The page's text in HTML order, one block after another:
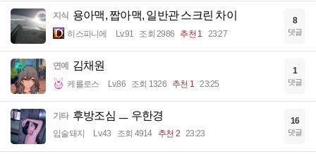
지식 용아맥, 짭아맥, 일반관 스크린 차이
히스파니에 Lv.91 조회 2986 추천 1 23:27
8
댓글
연예 김채원
케를로스 Lv.86 조회 1326 추천 1 23:25
1
댓글
기타 후방조심 ㅡ 우한경
입술돼지 Lv.43 조회 4914 추천 2 23:23
16
댓글